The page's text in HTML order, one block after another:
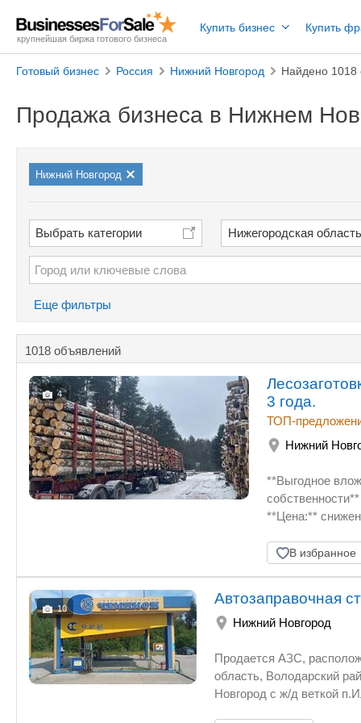
крупнейшая биржа готового бизнеса
Купить бизнес Купить
Готовый бизнес Россия Нижний Новгород Найдено 1018
Продажа бизнеса в Нижнем
Нижний Новгород
Выбрать категории Нижегородская область
Еще фильтры
1018 объявлений
4
3 года.
ТОП-
Нижний
**Выгодное вложение с
собственности** **Регион:** Владимирская область Гусь-Хрустальный
**Цена:** сниженна до 190 000 000 .
Предлагается к
Прибыльность
экспорт, собственная переработка
Земельные и
производственный участок с
Зельхоз назначение. 30 гектаров — под производственные нужды Здания и объекты
В избранное
10
Автозаправочная
Нижний Новгород
Продается АЗС,
область, Володарский
Новгород с ж/д веткой п.Ильино-п.Фролищи.